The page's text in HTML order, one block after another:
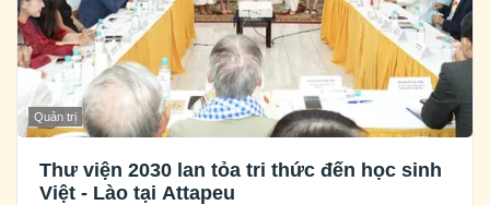
Quản trị
Thư viện 2030 lan tỏa tri thức đến học sinh
Việt - Lào tại Attapeu